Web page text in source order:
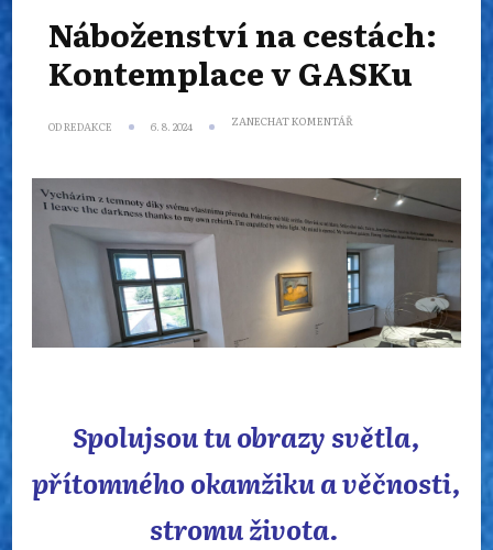
Náboženství na cestách:
Kontemplace v GASKu
ODREDAKCE 6. 8. 2024 ZANECHAT KOMENTÁŘ
KONTEMPLACE
V GASKU
Spolujsou tu obrazy světla,
přítomného okamžiku a věčnosti,
stromu života.